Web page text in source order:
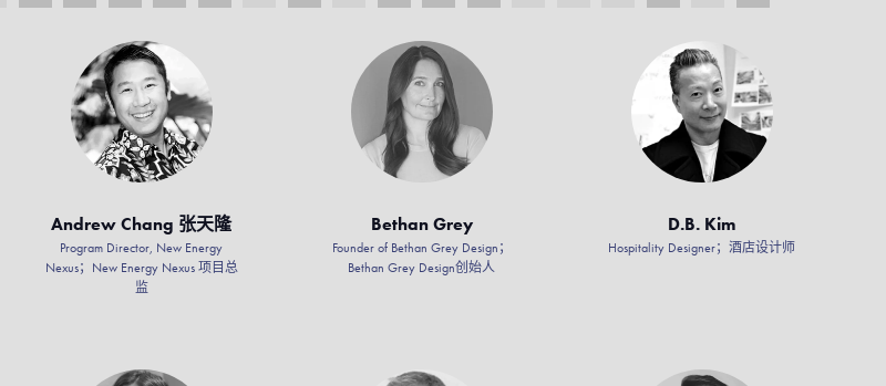
Andrew Chang 张天隆
Program Director, New Energy
Nexus；New Energy Nexus 项目总
监
Bethan Grey
Founder of Bethan Grey Design；
Bethan Grey Design创始人
D.B. Kim
Hospitality Designer；酒店设计师